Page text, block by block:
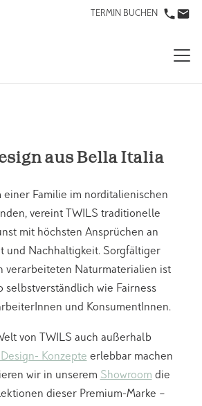
TERMIN BUCHEN
aus Bella Italia
einer Familie im norditalienischen
vereint TWILS traditionelle
mit höchsten Ansprüchen an
und Nachhaltigkeit. Sorgfältiger
verarbeiteten Naturmaterialien ist
selbstverständlich wie Fairness
und KonsumentInnen.
von TWILS auch außerhalb
Konzepte erlebbar machen
wir in unserem Showroom die
dieser Premium-Marke –